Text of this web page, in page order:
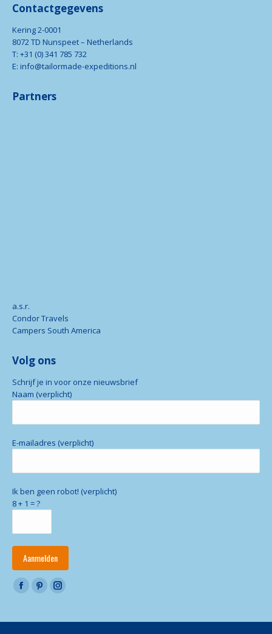
Contactgegevens
Kering 2-0001
8072 TD Nunspeet – Netherlands
T: +31 (0) 341 785 732
E: info@tailormade-expeditions.nl
Partners
a.s.r.
Condor Travels
Campers South America
Volg ons
Schrijf je in voor onze nieuwsbrief
Naam (verplicht)
E-mailadres (verplicht)
Ik ben geen robot! (verplicht)
8 + 1 = ?
Vind ons op:
Facebook
opens
Pinterest
opens
Instagram
opens